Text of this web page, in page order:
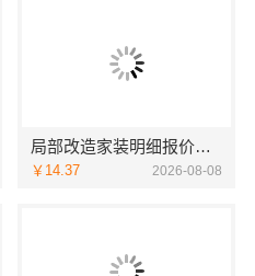
局部改造家装明细报价，万赢饰家直营家庭装修成本管控
￥14.37 2026-08-08